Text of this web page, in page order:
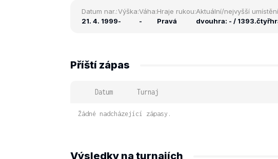
Datum nar.:
21. 4. 1999
Výška:
-
Váha:
-
Hraje rukou:
Pravá
Aktuální/nejvyšší
dvouhra: - / 1393.
Příští zápas
Datum Turnaj
Žádné nadcházející zápasy.
Výsledky na turnajích